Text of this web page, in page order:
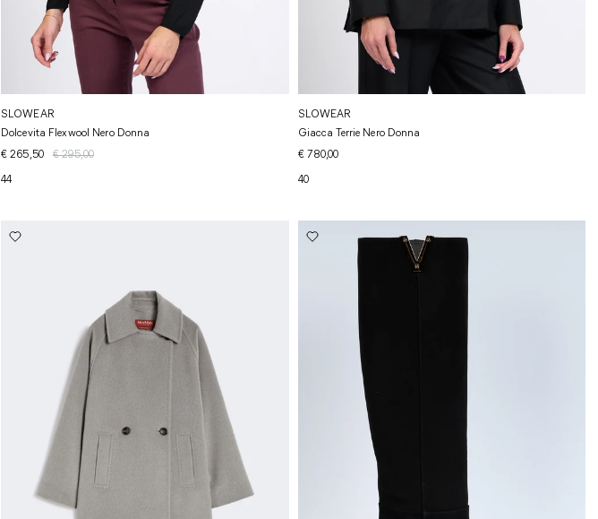
SLOWEAR
Dolcevita Flexwool Nero Donna
€ 265,50
€ 295,00
44
SLOWEAR
Giacca Terrie Nero Donna
€ 780,00
40